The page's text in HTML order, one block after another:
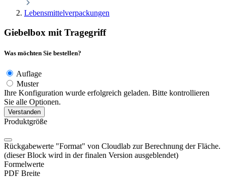
Lebensmittelverpackungen
Giebelbox mit Tragegriff
Was möchten Sie bestellen?
Auflage
Muster
Ihre Konfiguration wurde erfolgreich geladen. Bitte kontrollieren
Sie alle Optionen.
Verstanden
Produktgröße
Rückgabewerte "Format" von Cloudlab zur Berechnung der Fläche.
(dieser Block wird in der finalen Version ausgeblendet)
Formelwerte
PDF Breite